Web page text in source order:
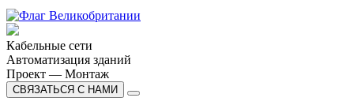
Кабельные сети
Автоматизация зданий
Проект — Монтаж
СВЯЗАТЬСЯ С НАМИ